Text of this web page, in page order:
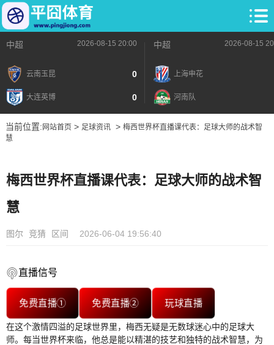
中超 2026-08-15 20:00
云南玉昆 0
大连英博 0
中超 2026-08-15
上海申花
河南队
当前位置: 网站首页> 足球资讯> 梅西世界杯直播课代表：足球大师的战术智
慧
梅西世界杯直播课代表：足球大师的战术智
慧
图尔 竞猜 区间 2026-06-04 19:56:40
直播信号
免费直播① 免费直播② 玩球直播
在这个激情四溢的足球世界里，梅西无疑是无数球迷心中的足球大
师。每当世界杯来临，他总是能以精湛的技艺和独特的战术智慧，为